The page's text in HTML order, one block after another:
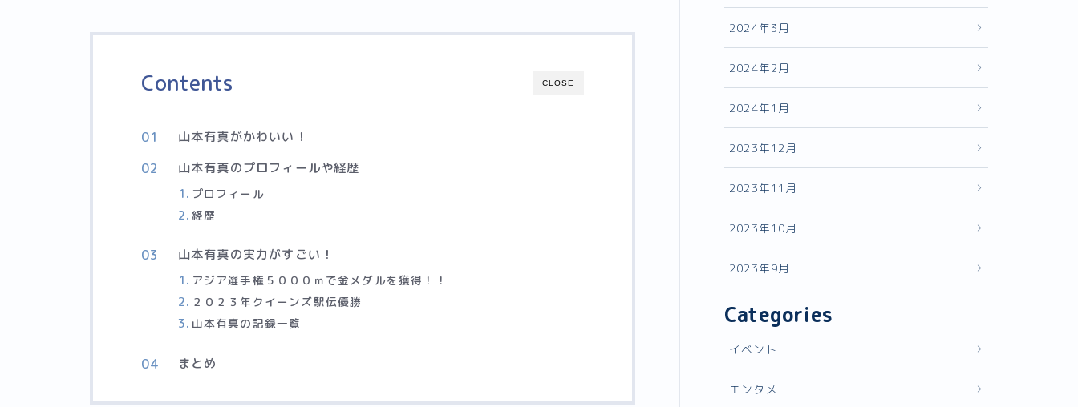
CLOSE
Contents
山本有真がかわいい！
山本有真のプロフィールや経歴
プロフィール
経歴
山本有真の実力がすごい！
アジア選手権５０００ｍで金メダルを獲得！！
２０２３年クイーンズ駅伝優勝
山本有真の記録一覧
まとめ
2024年3月
2024年2月
2024年1月
2023年12月
2023年11月
2023年10月
2023年9月
Categories
イベント
エンタメ